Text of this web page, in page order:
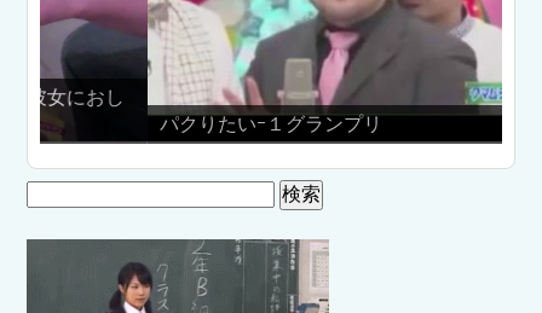
パクりたいｰ１グランプリ
索: